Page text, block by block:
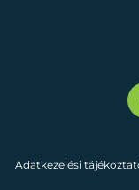
Adatkezelési